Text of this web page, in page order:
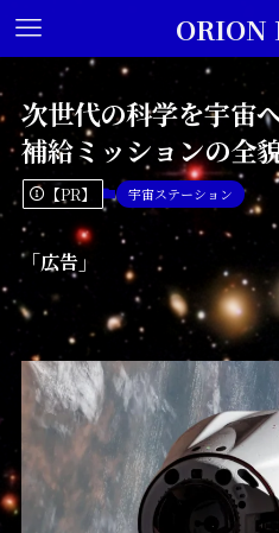
ORION
次世代の科学を宇宙
補給ミッションの全
【PR】 宇宙ステーション
「広告」